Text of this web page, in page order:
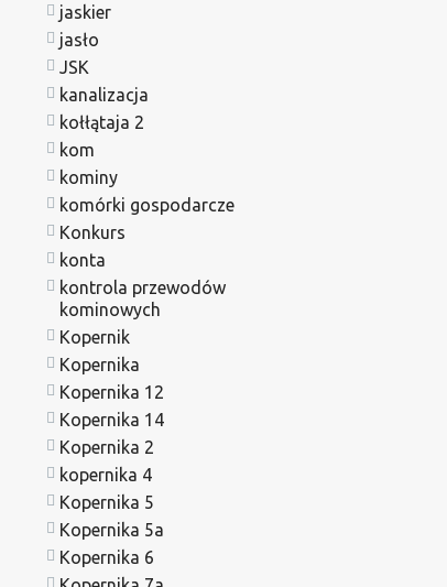
jaskier
jasło
JSK
kanalizacja
kołłątaja 2
kom
kominy
komórki gospodarcze
Konkurs
konta
kontrola przewodów
kominowych
Kopernik
Kopernika
Kopernika 12
Kopernika 14
Kopernika 2
kopernika 4
Kopernika 5
Kopernika 5a
Kopernika 6